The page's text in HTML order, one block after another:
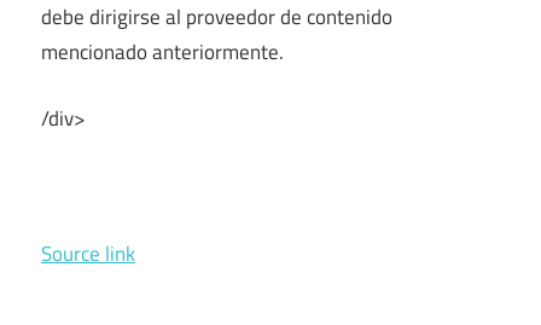
debe dirigirse al proveedor de contenido
mencionado anteriormente.
/div>
Source link